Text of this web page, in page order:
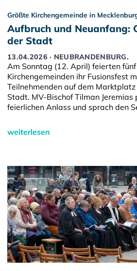
Größte Kirchengemeinde in
Aufbruch und Neuanfang:
der Stadt
13.04.2026 · NEUBRANDENBURG.
Am Sonntag (12. April) feierten
Kirchengemeinden ihr Fusionsfest
Teilnehmenden auf dem
Stadt. MV-Bischof Tilman Jeremias
feierlichen Anlass und sprach den
weiterlesen